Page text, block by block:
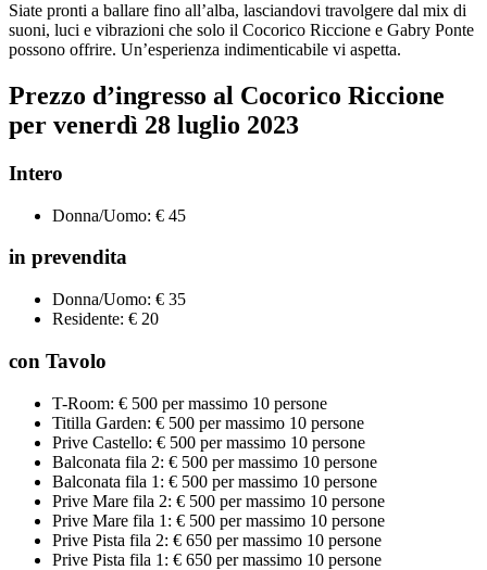
Siate pronti a ballare fino all’alba, lasciandovi travolgere dal mix di
suoni, luci e vibrazioni che solo il Cocorico Riccione e Gabry Ponte
possono offrire. Un’esperienza indimenticabile vi aspetta.
Prezzo d’ingresso al Cocorico Riccione
per venerdì 28 luglio 2023
Intero
Donna/Uomo: € 45
in prevendita
Donna/Uomo: € 35
Residente: € 20
con Tavolo
T-Room: € 500 per massimo 10 persone
Titilla Garden: € 500 per massimo 10 persone
Prive Castello: € 500 per massimo 10 persone
Balconata fila 2: € 500 per massimo 10 persone
Balconata fila 1: € 500 per massimo 10 persone
Prive Mare fila 2: € 500 per massimo 10 persone
Prive Mare fila 1: € 500 per massimo 10 persone
Prive Pista fila 2: € 650 per massimo 10 persone
Prive Pista fila 1: € 650 per massimo 10 persone